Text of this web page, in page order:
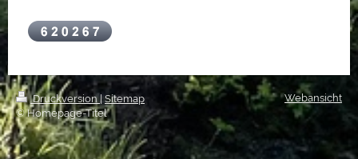
Druckversion | Sitemap
© Homepage-Titel
Webansicht